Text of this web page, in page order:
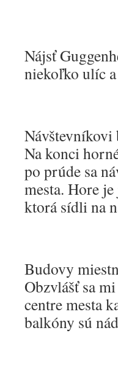
Nájsť
niekoľko ulíc a
Na konci
po prúde sa
mesta. Hore
ktorá sídli na
Budovy
Obzvlášť sa
centre mesta
balkóny sú